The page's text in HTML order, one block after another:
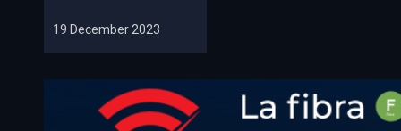
19 December 2023